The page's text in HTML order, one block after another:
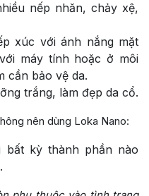
nếp nhăn, chảy xệ,
xúc với ánh nắng mặt
máy tính hoặc ở môi
cần bảo vệ da.
trắng, làm đẹp da cổ.
nên dùng Loka Nano:
bất kỳ thành phần nào